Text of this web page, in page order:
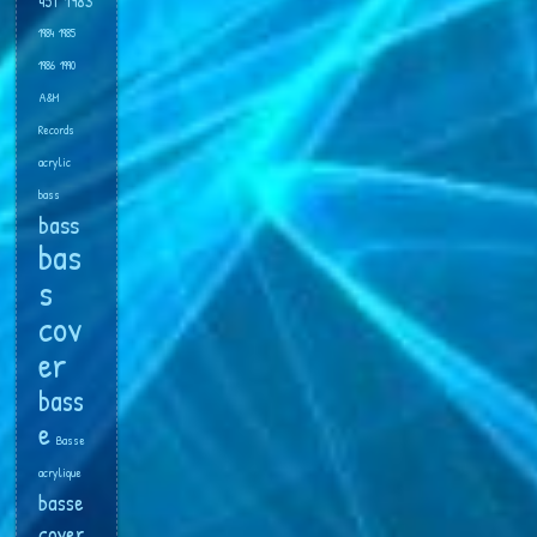
1984 1985
1986 1990
A&M
Records
acrylic
bass
bass
bas
s
cov
er
bass
e Basse
acrylique
basse